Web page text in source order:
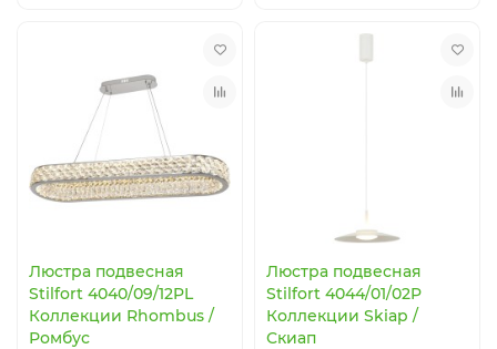
Люстра подвесная
Stilfort 4040/09/12PL
Коллекции Rhombus /
Ромбус
Люстра подвесная
Stilfort 4044/01/02P
Коллекции Skiap /
Скиап